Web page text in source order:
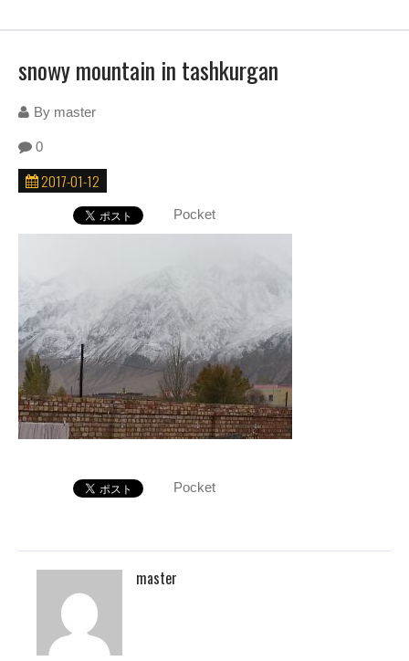
snowy mountain in tashkurgan
By master
0
2017-01-12
Pocket
Pocket
master